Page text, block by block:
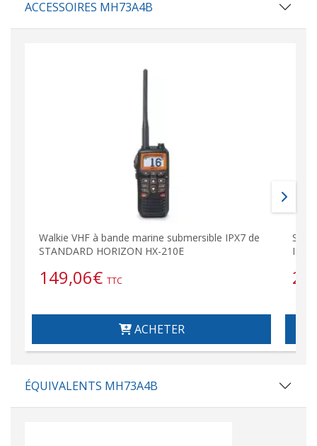
ACCESSOIRES MH73A4B
Walkie VHF à bande marine submersible IPX7 de
STANDARD HORIZON HX-210E
149,06€ TTC
ACHETER
IPX8
ÉQUIVALENTS MH73A4B